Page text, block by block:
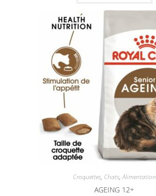
Croquettes, Chats,Alimentation
AGEING 12+